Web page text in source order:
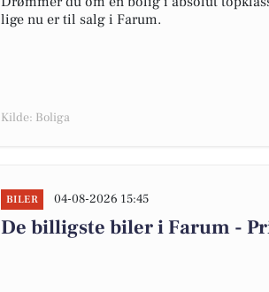
lige nu er til salg i Farum.
Kilde: Boliga
BILER 04-08-2026 15:45
De billigste biler i Farum -